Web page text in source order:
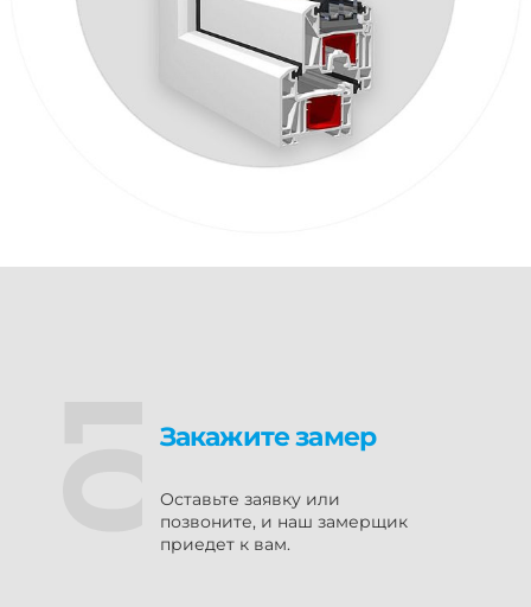
Закажите замер
Оставьте заявку или
позвоните, и наш замерщик
приедет к вам.